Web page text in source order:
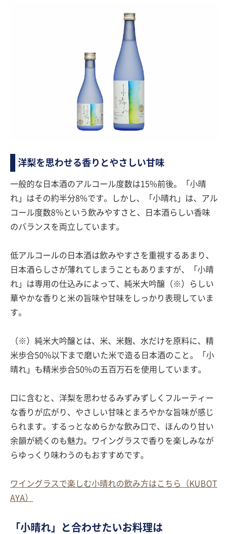
洋梨を思わせる香りとやさしい甘味
一般的な日本酒のアルコール度数は15%前後。「小晴
れ」はその約半分8%です。しかし、「小晴れ」は、アル
コール度数8％という飲みやすさと、日本酒らしい香味
のバランスを両立しています。
低アルコールの日本酒は飲みやすさを重視するあまり、
日本酒らしさが薄れてしまうこともありますが、「小晴
れ」は専用の仕込みによって、純米大吟醸（※）らしい
華やかな香りと米の旨味や甘味をしっかり表現していま
す。
（※）純米大吟醸とは、米、米麹、水だけを原料に、精
米歩合50%以下まで磨いた米で造る日本酒のこと。「小
晴れ」も精米歩合50%の五百万石を使用しています。
口に含むと、洋梨を思わせるみずみずしくフルーティー
な香りが広がり、やさしい甘味とまろやかな旨味が感じ
られます。するっとなめらかな飲み口で、ほんのり甘い
余韻が続くのも魅力。ワイングラスで香りを楽しみなが
らゆっくり味わうのもおすすめです。
ワイングラスで楽しむ小晴れの飲み方はこちら（KUBOT
AYA）
「小晴れ」と合わせたいお料理は